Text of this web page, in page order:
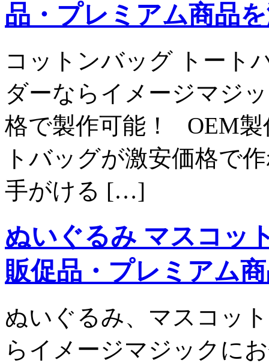
品・プレミアム商品
コットンバッグ トート
ダーならイメージマジ
格で製作可能！ OEM
トバッグが激安価格で
手がける […]
ぬいぐるみ マスコッ
販促品・プレミアム
ぬいぐるみ、マスコッ
らイメージマジックに